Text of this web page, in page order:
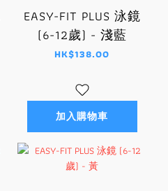
EASY-FIT PLUS 泳鏡
(6-12歲) - 淺藍
HK$138.00
加入購物車